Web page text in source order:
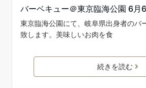
バーベキュー＠東京臨海公園 6月
東京臨海公園にて、岐阜県出身者のバ
致します。美味しいお肉を食
続きを読む